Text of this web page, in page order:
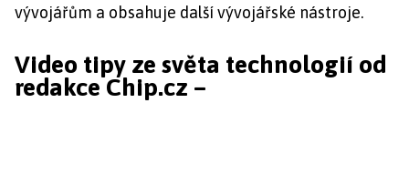
vývojářům a obsahuje další vývojářské nástroje.
Video tipy ze světa technologií od
redakce Chip.cz –